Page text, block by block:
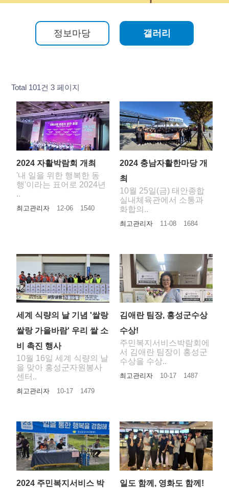
정보마당 갤러리
Total 101건 3 페이지
2024 자활박람회 개최
'내 일을 위한 행복한 동
행'이라는 표어로 2024년
..
최고관리자 12-06 1540
2024 충남자활한마당 개
최
10월 25일(금) 태안종합
실내체육관에서 소통과
화합의..
최고관리자 11-08 1684
세계 식량의 날 기념 '쌀랑
쌀랑 가을바람' 우리 쌀 소
비 촉진 행사
10월 16일 세계 식량의 날
을 맞아 홍성군자원봉사
센터..
최고관리자 10-17 1479
김애란 팀장, 홍성군수상
수상!
주민복지서비스박람회에
서 김애란 팀장이 홍성군
수상을 수상..
최고관리자 10-17 1487
2024 주민복지서비스 박
일도 함께, 영화도 함께!